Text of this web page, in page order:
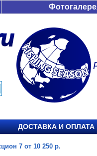
ДОСТАВКА И ОПЛАТА
7 от 10 250 р.